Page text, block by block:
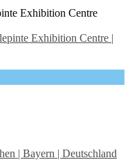
Exhibition Centre